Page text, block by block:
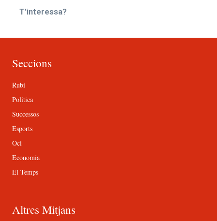
T’interessa?
Seccions
Rubí
Política
Successos
Esports
Oci
Economia
El Temps
Altres Mitjans